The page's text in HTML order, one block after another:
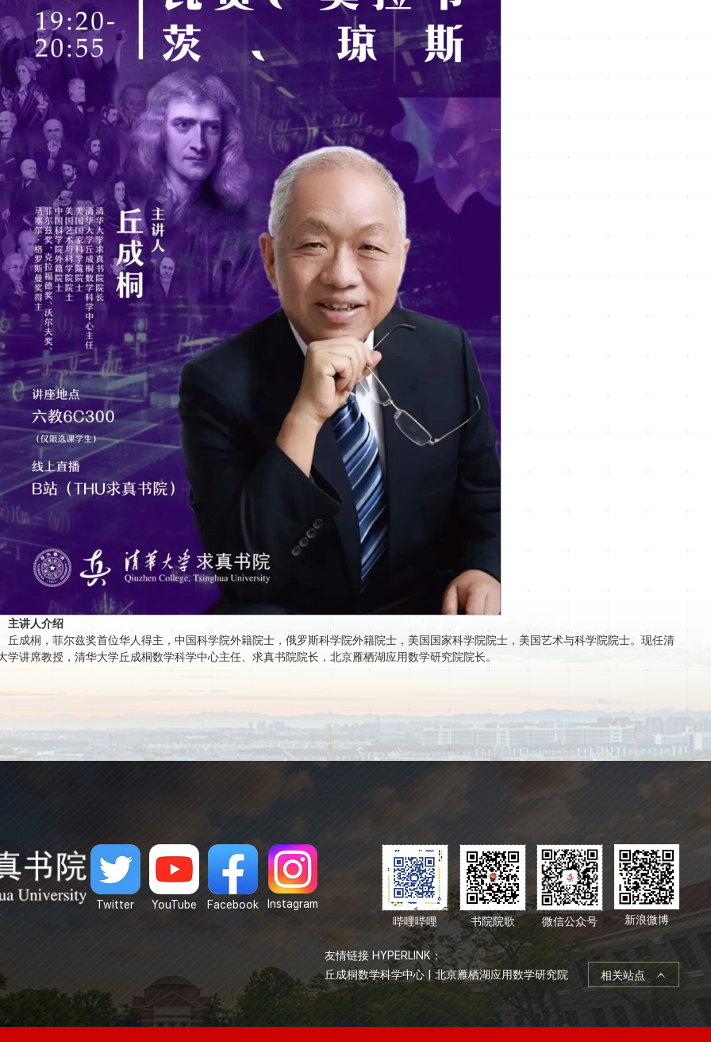
主讲人介绍
丘成桐，菲尔兹奖首位华人得主，中国科学院外籍院士，俄罗斯科学院外籍院士，美国国家科学院院士，美国艺术与科学院院士。现任清
学讲席教授，清华大学丘成桐数学科学中心主任、求真书院院长，北京雁栖湖应用数学研究院院长。
Twitter YouTube Facebook
Instagram
哔哩哔哩
书院院歌 微信公众号 新浪微博
友情链接 HYPERLINK：
丘成桐数学科学中心|北京雁栖湖应用数学研究院 相关站点